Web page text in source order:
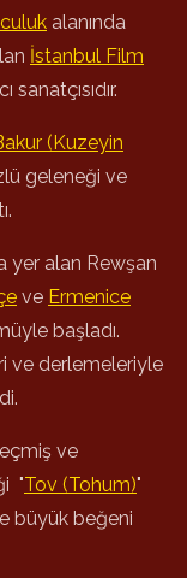
alanında
İstanbul Film
sanatçısıdır.
(Kuzeyin
geleneği ve
yer alan Rewşan
ve Ermenice
başladı.
ve derlemeleriyle
ve
"Tov (Tohum)"
büyük beğeni